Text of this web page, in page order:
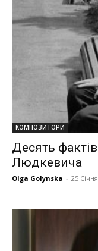
КОМПОЗИТОРИ
Десять
Людкевича
Olga Golynska - 25